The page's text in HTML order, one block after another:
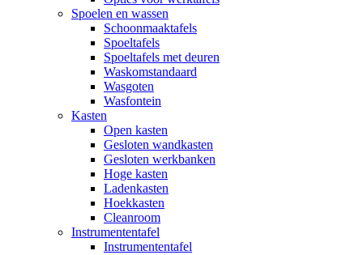
Spoelen en wassen
Schoonmaaktafels
Spoeltafels
Spoeltafels met deuren
Waskomstandaard
Wasgoten
Wasfontein
Kasten
Open kasten
Gesloten wandkasten
Gesloten werkbanken
Hoge kasten
Ladenkasten
Hoekkasten
Cleanroom
Instrumententafel
Instrumententafel